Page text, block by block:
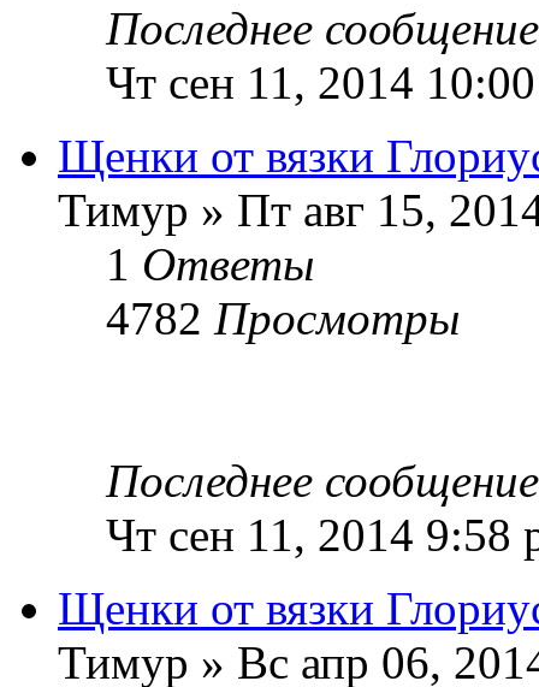
Последнее
Чт сен 11, 2014
Щенки от вязки
Тимур » Пт авг 15,
1 Ответы
4782 Просмотры
Последнее
Чт сен 11, 2014 9:58
Щенки от вязки
Тимур » Вс апр 06,